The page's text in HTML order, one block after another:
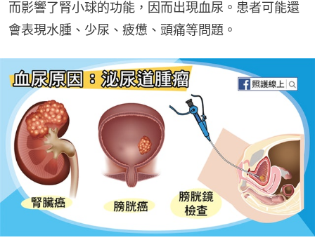
而影響了腎小球的功能，因而出現血尿。患者可能還
會表現水腫、少尿、疲憊、頭痛等問題。